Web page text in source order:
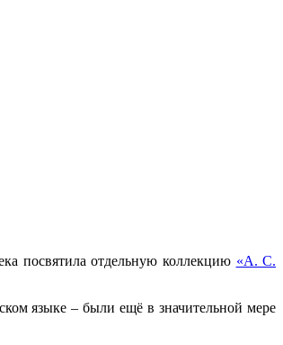
посвятила отдельную коллекцию «А. С.
языке – были ещё в значительной мере